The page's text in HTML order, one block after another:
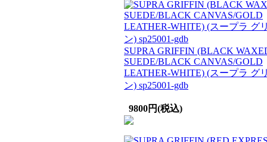
SUPRA GRIFFIN (BLACK
SUEDE/BLACK CANVAS/GOLD
LEATHER-WHITE) (スープラ グ
ン) sp25001-gdb
9800円(税込)